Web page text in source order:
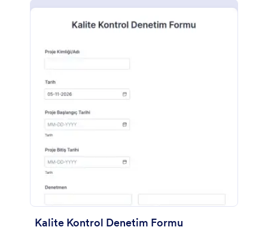
Kalite Kontrol Denetim Formu